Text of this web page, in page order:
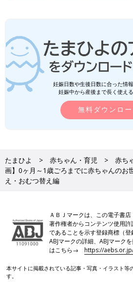
妊娠日数や生後日数に合った情
妊娠中から産後まで長く使え
無料ダウンロー
たまひよ 赤ちゃん・育児 赤ち
画】0ヶ月～1歳ごろまでに赤ちゃんのお
え・おむつ替え編
ＡＢＪマークは、この電子書店
著作権者からコンテンツ使用
であることを示す登録商標（登
ABJマークの詳細、ABJマーク
はこちら→https://
本サイトに掲載されている記事・写真・イラスト等
す。